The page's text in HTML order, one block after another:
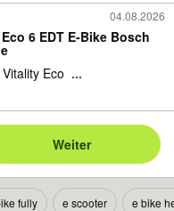
04.08.2026
6 EDT E-Bike Bosch
Eco ...
Weiter
fully e scooter e bike